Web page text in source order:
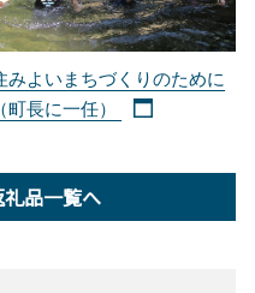
みよいまちづくりのために
（町長に一任）
品一覧へ